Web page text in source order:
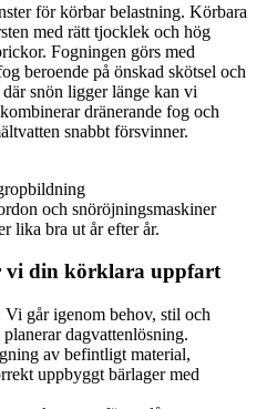
för körbar belastning. Körbara
med rätt tjocklek och hög
Fogningen görs med
beroende på önskad skötsel och
snön ligger länge kan vi
dränerande fog och
snabbt försvinner.
och snöröjningsmaskiner
lika bra ut år efter år.
vi din körklara uppfart
går igenom behov, stil och
dagvattenlösning.
av befintligt material,
uppbyggt bärlager med